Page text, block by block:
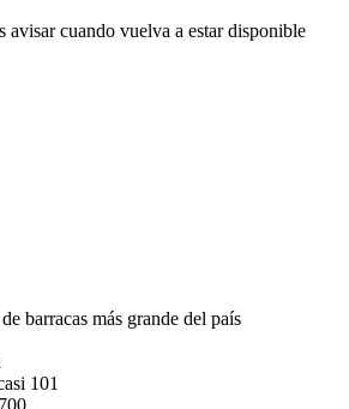
avisar cuando vuelva a estar disponible
barracas más grande del país
101